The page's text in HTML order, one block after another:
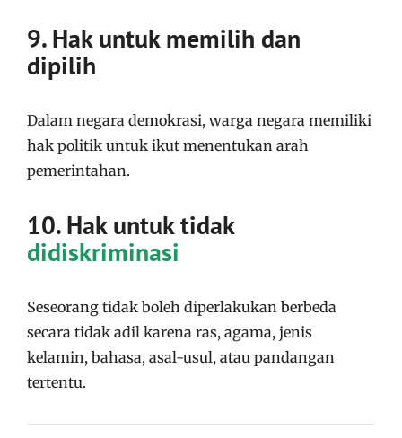
9. Hak untuk memilih dan
dipilih
Dalam negara demokrasi, warga negara memiliki
hak politik untuk ikut menentukan arah
pemerintahan.
10. Hak untuk tidak
didiskriminasi
Seseorang tidak boleh diperlakukan berbeda
secara tidak adil karena ras, agama, jenis
kelamin, bahasa, asal-usul, atau pandangan
tertentu.